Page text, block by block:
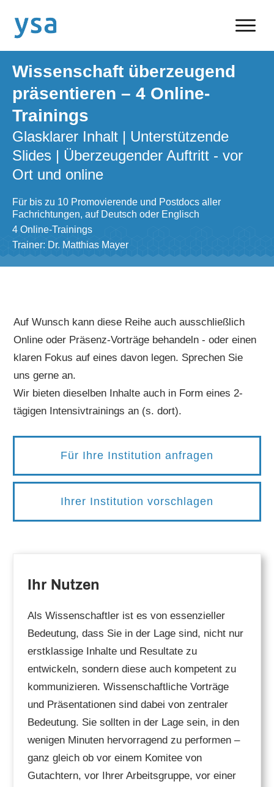
Wissenschaft überzeugend
präsentieren – 4 Online-
Trainings
Glasklarer Inhalt | Unterstützende
Slides | Überzeugender Auftritt - vor
Ort und online
Für bis zu 10 Promovierende und Postdocs aller
Fachrichtungen, auf Deutsch oder Englisch
4 Online-Trainings
Trainer: Dr. Matthias Mayer
Auf Wunsch kann diese Reihe auch ausschließlich
Online oder Präsenz-Vorträge behandeln - oder einen
klaren Fokus auf eines davon legen. Sprechen Sie
uns gerne an.
Wir bieten dieselben Inhalte auch in Form eines 2-
tägigen Intensivtrainings an (s. dort).
Für Ihre Institution anfragen
Ihrer Institution vorschlagen
Ihr Nutzen
Als Wissenschaftler ist es von essenzieller
Bedeutung, dass Sie in der Lage sind, nicht nur
erstklassige Inhalte und Resultate zu
entwickeln, sondern diese auch kompetent zu
kommunizieren. Wissenschaftliche Vorträge
und Präsentationen sind dabei von zentraler
Bedeutung. Sie sollten in der Lage sein, in den
wenigen Minuten hervorragend zu performen –
ganz gleich ob vor einem Komitee von
Gutachtern, vor Ihrer Arbeitsgruppe, vor einer